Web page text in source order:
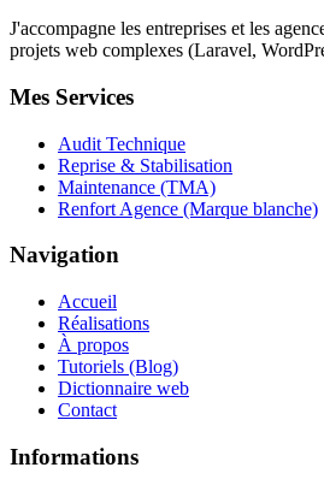
J'accompagne les entreprises et les
projets web complexes (Laravel,
Mes Services
Audit Technique
Reprise & Stabilisation
Maintenance (TMA)
Renfort Agence (Marque blanche)
Navigation
Accueil
Réalisations
À propos
Tutoriels (Blog)
Dictionnaire web
Contact
Informations